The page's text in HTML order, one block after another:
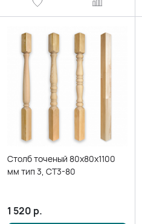
Столб точеный 80х80х1100
мм тип 3, СТ3-80
1 520 р.